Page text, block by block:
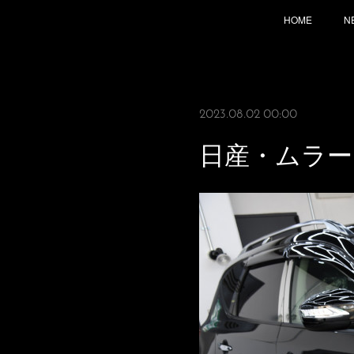
HOME
2023.08.02 00:00
日産・ムラ